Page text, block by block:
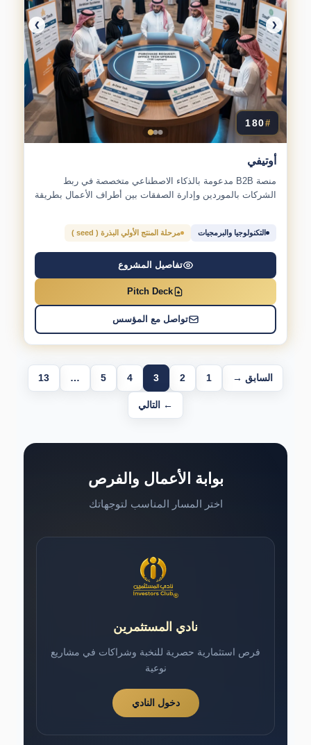
❮
❯
#
180
أوتيفي
منصة B2B مدعومة بالذكاء الاصطناعي متخصصة في ربط
الشركات بالموردين وإدارة الصفقات بين أطراف الأعمال بطريقة
التكنولوجيا والبرمجيات مرحلة المنتج الأولي البذرة ( seed )
تفاصيل المشروع
Pitch Deck
تواصل مع المؤسس
السابق → 1
2
3
4
5
…
13
← التالي
بوابة الأعمال والفرص
اختر المسار المناسب لتوجهاتك
نادي المستثمرين
فرص استثمارية حصرية للنخبة وشراكات في مشاريع
نوعية
دخول النادي